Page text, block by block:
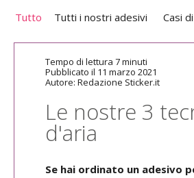
Tutto Tutti i nostri adesivi Casi
Tempo di lettura 7 minuti
Pubblicato il 11 marzo 2021
Autore: Redazione Sticker.it
Le nostre 3
d'aria
Se hai ordinato un adesivo